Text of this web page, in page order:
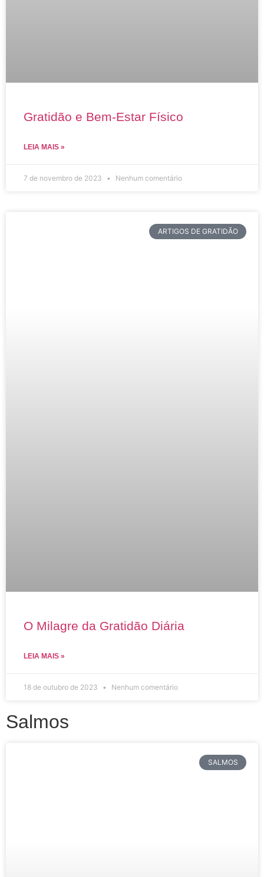
Gratidão e Bem-Estar Físico
LEIA MAIS »
7 de novembro de 2023 Nenhum comentário
ARTIGOS DE GRATIDÃO
O Milagre da Gratidão Diária
LEIA MAIS »
18 de outubro de 2023 Nenhum comentário
Salmos
SALMOS